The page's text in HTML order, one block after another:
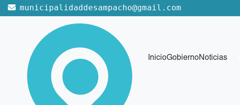
municipalidaddesampacho@gmail.com
InicioGobiernoNoticias